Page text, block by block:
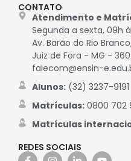
CONTATO
Atendimento e
Segunda a sexta, 09h
Av. Barão do Rio
Juiz de Fora - MG -
falecom@ensin-
Alunos:(32) 3237-9191
Matrículas:0800 702
Matrículas
REDES SOCIAIS